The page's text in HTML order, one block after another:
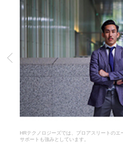
HRテクノロジーズでは、プロアスリートの
サポートも強みとしています。